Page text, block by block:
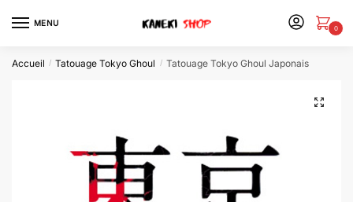
MENU
0
Accueil / Tatouage Tokyo Ghoul / Tatouage Tokyo Ghoul Japonais
🔍